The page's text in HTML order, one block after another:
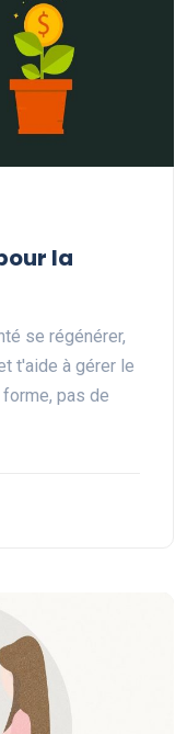
la
se régénérer,
t'aide à gérer le
pas de